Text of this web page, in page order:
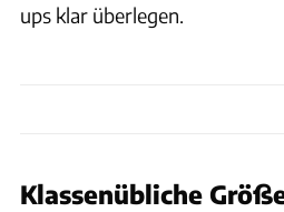
ups klar überlegen.
Klassenübliche